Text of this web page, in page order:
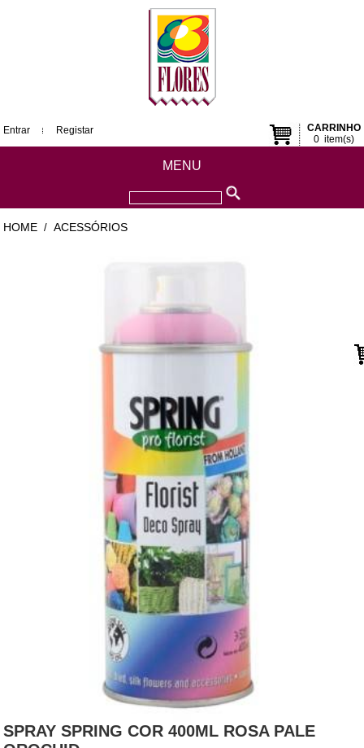
CARRINHO
0item(s)
Entrar Registar
MENU
HOME / ACESSÓRIOS
SPRAY SPRING COR 400ML ROSA PALE